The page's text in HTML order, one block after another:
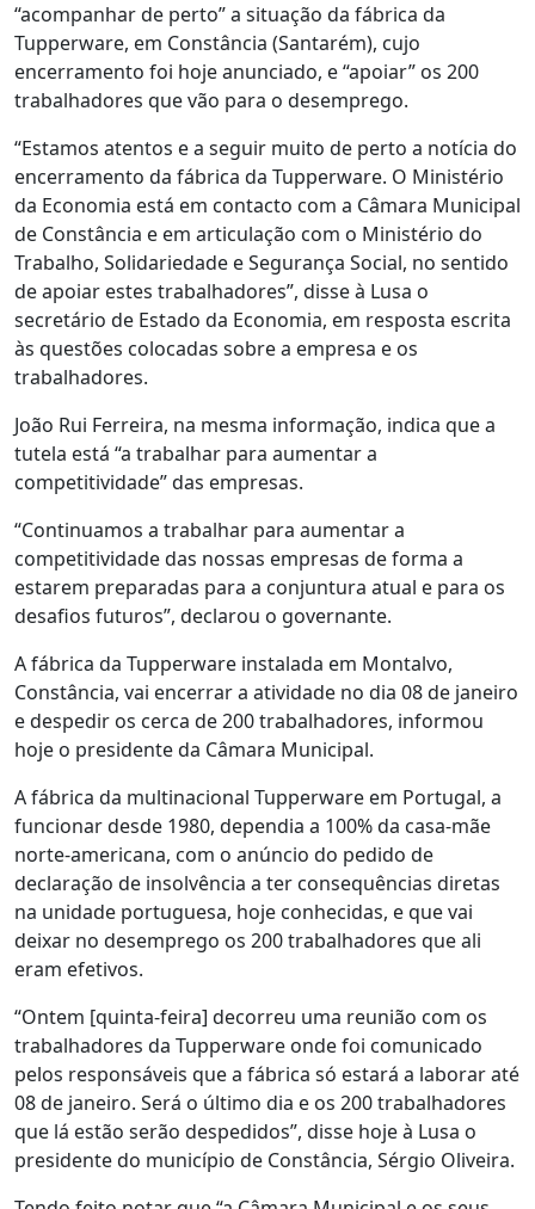
“acompanhar de perto” a situação da fábrica da
Tupperware, em Constância (Santarém), cujo
encerramento foi hoje anunciado, e “apoiar” os 200
trabalhadores que vão para o desemprego.
“Estamos atentos e a seguir muito de perto a notícia do
encerramento da fábrica da Tupperware. O Ministério
da Economia está em contacto com a Câmara Municipal
de Constância e em articulação com o Ministério do
Trabalho, Solidariedade e Segurança Social, no sentido
de apoiar estes trabalhadores”, disse à Lusa o
secretário de Estado da Economia, em resposta escrita
às questões colocadas sobre a empresa e os
trabalhadores.
João Rui Ferreira, na mesma informação, indica que a
tutela está “a trabalhar para aumentar a
competitividade” das empresas.
“Continuamos a trabalhar para aumentar a
competitividade das nossas empresas de forma a
estarem preparadas para a conjuntura atual e para os
desafios futuros”, declarou o governante.
A fábrica da Tupperware instalada em Montalvo,
Constância, vai encerrar a atividade no dia 08 de janeiro
e despedir os cerca de 200 trabalhadores, informou
hoje o presidente da Câmara Municipal.
A fábrica da multinacional Tupperware em Portugal, a
funcionar desde 1980, dependia a 100% da casa-mãe
norte-americana, com o anúncio do pedido de
declaração de insolvência a ter consequências diretas
na unidade portuguesa, hoje conhecidas, e que vai
deixar no desemprego os 200 trabalhadores que ali
eram efetivos.
“Ontem [quinta-feira] decorreu uma reunião com os
trabalhadores da Tupperware onde foi comunicado
pelos responsáveis que a fábrica só estará a laborar até
08 de janeiro. Será o último dia e os 200 trabalhadores
que lá estão serão despedidos”, disse hoje à Lusa o
presidente do município de Constância, Sérgio Oliveira.